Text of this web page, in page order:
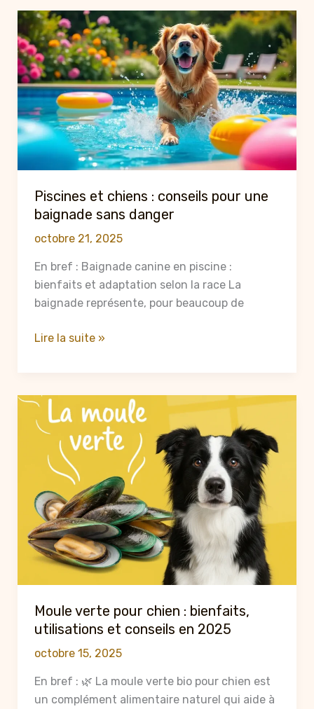
Grau-
du-
Roi
avec
votre
chien
:
les
meilleurs
spots
et
conseils
2025
Piscines et chiens : conseils pour une
baignade sans danger
octobre 21, 2025
En bref : Baignade canine en piscine :
bienfaits et adaptation selon la race La
baignade représente, pour beaucoup de
Piscines
conseils
pour
baignade
danger
Lire la suite »
Moule verte pour chien : bienfaits,
utilisations et conseils en 2025
octobre 15, 2025
En bref : 🌿 La moule verte bio pour chien est
un complément alimentaire naturel qui aide à